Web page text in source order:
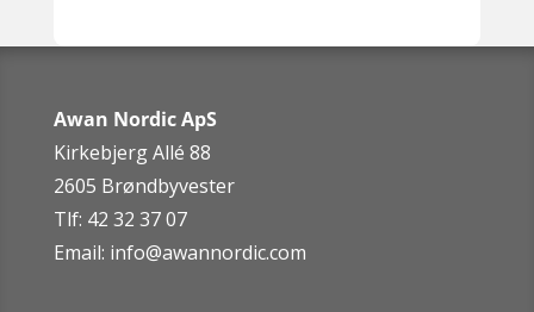
Awan Nordic ApS
Kirkebjerg Allé 88
2605 Brøndbyvester
Tlf: 42 32 37 07
Email: info@awannordic.com